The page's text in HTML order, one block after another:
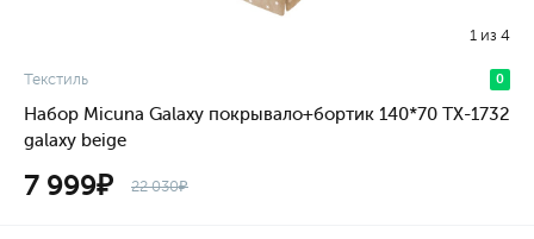
1 из 4
Текстиль 0
Набор Micuna Galaxy покрывало+бортик 140*70 ТХ-1732
galaxy beige
7 999₽ 22 030₽